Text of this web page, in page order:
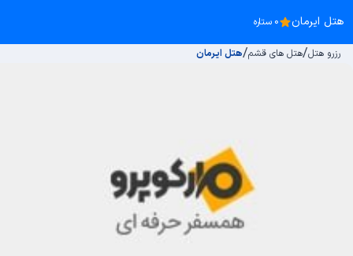
هتل ایرمان 0 ستاره
رزرو هتل/هتل های قشم/هتل ایرمان